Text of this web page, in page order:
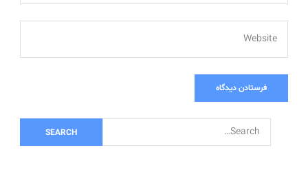
Website
e